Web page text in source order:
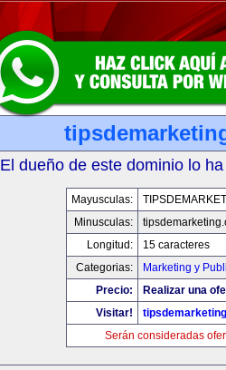
El dueño de este dominio lo
Mayusculas:
Minusculas:
Longitud:
15 caracteres
Categorias:
Marketing y
Precio:
Realizar una
Visitar!
Serán consideradas